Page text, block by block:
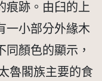
痕跡。由臼的上
一小部分外緣木
顏色的顯示，
魯閣族主要的食